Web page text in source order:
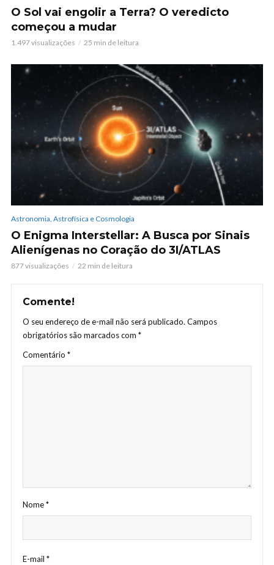
O Sol vai engolir a Terra? O veredicto
começou a mudar
1.497 visualizações 25 min de leitura
Astronomia, Astrofísica e Cosmologia
O Enigma Interstellar: A Busca por Sinais
Alienígenas no Coração do 3I/ATLAS
877 visualizações 22 min de leitura
Comente!
O seu endereço de e-mail não será publicado. Campos
obrigatórios são marcados com *
Comentário *
Nome*
E-mail *